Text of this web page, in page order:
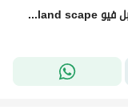
شقه دور متكرر استلام فوري متشطب luxury دابل فيو pool+land scape تقسيمه رائعه باسهل خطط سداد بدون ضغط وتقسيط ع اطول عدد سنوات الرحاب-سوان ليك-كريك تاون